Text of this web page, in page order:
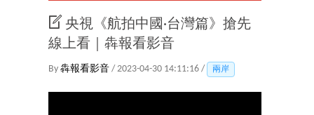
央視《航拍中國·台灣篇》搶先
線上看｜犇報看影音
By 犇報看影音 / 2023-04-30 14:11:16 / 兩岸